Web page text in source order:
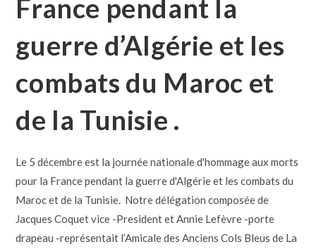
France pendant la
guerre d’Algérie et les
combats du Maroc et
de la Tunisie .
Le 5 décembre est la journée nationale d'hommage aux morts
pour la France pendant la guerre d'Algérie et les combats du
Maroc et de la Tunisie. Notre délégation composée de
Jacques Coquet vice -President et Annie Lefèvre -porte
drapeau -représentait l’Amicale des Anciens Cols Bleus de La